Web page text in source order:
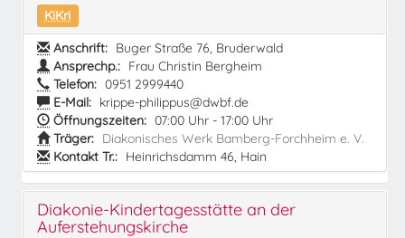
KiKri
Anschrift: Buger Straße 76, Bruderwald
Ansprechp.: Frau Christin Bergheim
Telefon: 0951 2999440
E-Mail: krippe-philippus@dwbf.de
Öffnungszeiten: 07:00 Uhr - 17:00 Uhr
Träger: Diakonisches Werk Bamberg-Forchheim e. V.
Kontakt Tr.: Heinrichsdamm 46, Hain
Diakonie-Kindertagesstätte an der
Auferstehungskirche